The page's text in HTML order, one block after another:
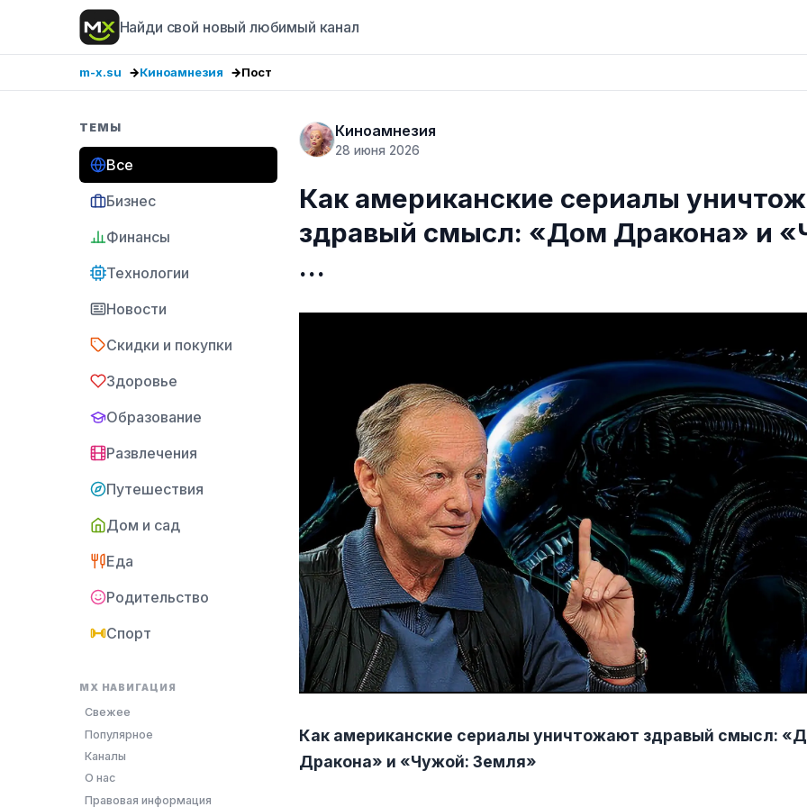
Найди свой новый любимый канал
m-x.su Киноамнезия Пост
ТЕМЫ
Все
Бизнес
Финансы
Технологии
Новости
Скидки и покупки
Здоровье
Образование
Развлечения
Путешествия
Дом и сад
Еда
Родительство
Спорт
MX НАВИГАЦИЯ
Свежее
Популярное
Каналы
О нас
Правовая информация
Киноамнезия
28 июня 2026
Как американские сериалы
здравый смысл: «Дом Дракона» и
…
Как американские сериалы уничтожают здравый смысл:
Дракона» и «Чужой: Земля»